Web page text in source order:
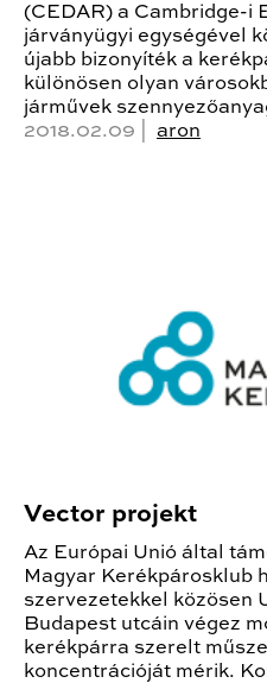
(CEDAR) a Cambridge-i
járványügyi egységével
újabb bizonyíték a
különösen olyan
járművek
2018.02.09 | aron
Vector projekt
Az Európai Unió által
Magyar Kerékpárosklub
szervezetekkel közösen
Budapest utcáin végez
kerékpárra szerelt
koncentrációját mérik.